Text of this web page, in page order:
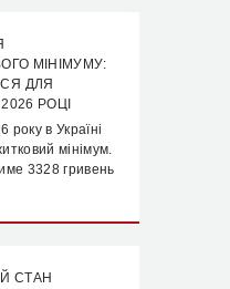
МІНІМУМУ:
ДЛЯ
РОЦІ
року в Україні
мінімум.
3328 гривень
СТАН